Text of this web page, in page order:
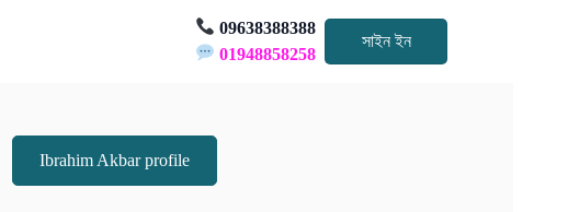
09638388388
01948858258
সাইন ইন
Ibrahim Akbar profile